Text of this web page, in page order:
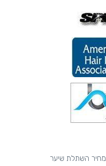
מחיר השתלת שיער